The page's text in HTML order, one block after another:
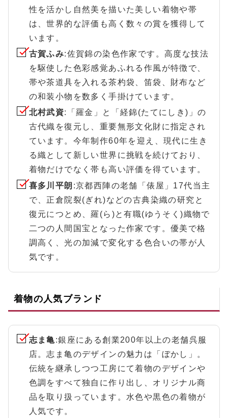
性を活かし自然美を描いた美しい着物や帯
は、世界的な評価も高く数々の賞を獲得して
います。
古賀ふみ:佐賀錦の染色作家です。高度な技法
を駆使した色彩感覚あふれる作風が特徴で、
帯や茶道具を入れる茶杓袋、笛袋、財布など
の和装小物を数多く手掛けています。
北村武資:「羅金」と「経錦(たてにしき)」の
古代織を復元し、重要無形文化財に指定され
ています。今年制作60年を迎え、現代に生き
る織として新しい世界に挑戦を続けており、
着物だけでなく帯も高い評価を得ています。
喜多川平朗 :京都西陣の老舗「俵屋」17代当主
で、正倉院裂(ぎれ)などの古典染織の研究と
復元につとめ、羅(ら)と有職(ゆうそく)織物で
二つの人間国宝となった作家です。優美で格
調高く、光の加減で変化する色合いの帯が人
気です。
着物の人気ブランド
志ま亀:銀座にある創業200年以上の老舗呉服
店。志ま亀のデザインの魅力は「ぼかし」。
伝統を継承しつつ工房にて着物のデザインや
色調をすべて独自に作り出し、オリジナル商
品を取り扱っています。水色や黒色の着物が
人気です。